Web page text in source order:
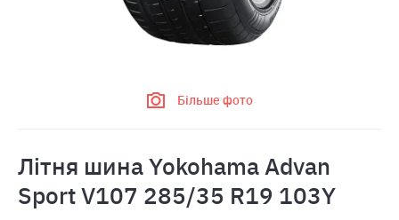
Більше фото
Літня шина Yokohama Advan
Sport V107 285/35 R19 103Y